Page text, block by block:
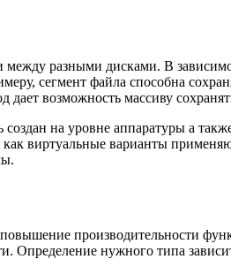
разными дисками. В
сегмент файла способна
возможность массиву
на уровне аппаратуры а
как виртуальные варианты
производительности
Определение нужного типа